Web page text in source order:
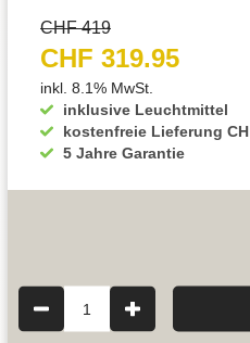
inklusive Leuchtmittel
kostenfreie Lieferung CH
5 Jahre Garantie
CHF 419
CHF 319.95
inkl. 8.1% MwSt.
1